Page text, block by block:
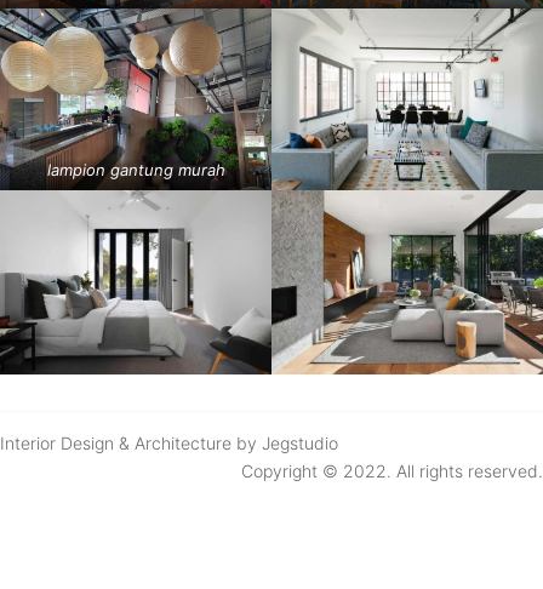
lampion gantung murah
Interior Design & Architecture by Jegstudio
Copyright © 2022. All rights reserved.